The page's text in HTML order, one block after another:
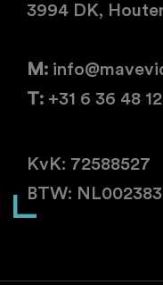
3994 DK,
M:
T: +31 6 36 48
KvK: 72588527
BTW: